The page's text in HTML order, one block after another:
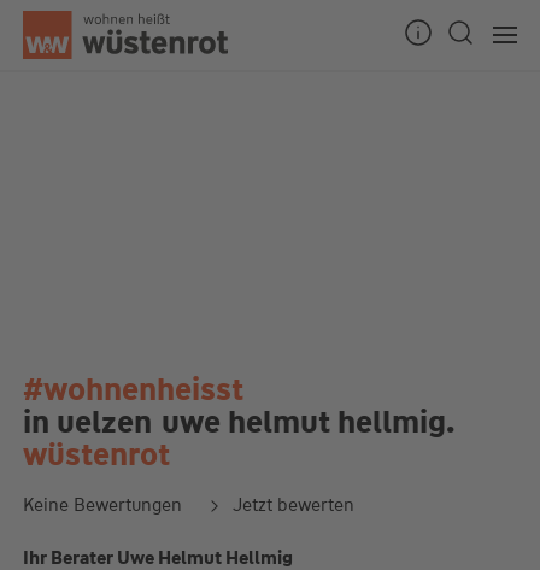
#wohnenheisst
in uelzen uwe helmut hellmig.
wüstenrot
Keine Bewertungen Jetzt bewerten
Ihr Berater Uwe Helmut Hellmig